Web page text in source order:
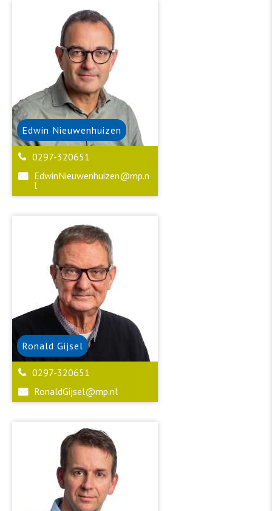
Edwin Nieuwenhuizen
0297-320651
EdwinNieuwenhuizen@mp.n
l
Ronald Gijsel
0297-320651
RonaldGijsel@mp.nl